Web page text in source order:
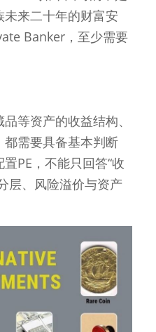
来二十年的财富安
Banker，至少需要
等资产的收益结构、
需要具备基本判断
PE，不能只回答“收
层、风险溢价与资产